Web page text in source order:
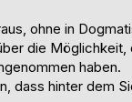
ohne in
die Möglichkeit,
haben.
dass hinter dem